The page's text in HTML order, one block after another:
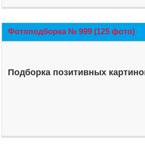
Фотоподборка № 999 (125 фото)
Подборка позитивных